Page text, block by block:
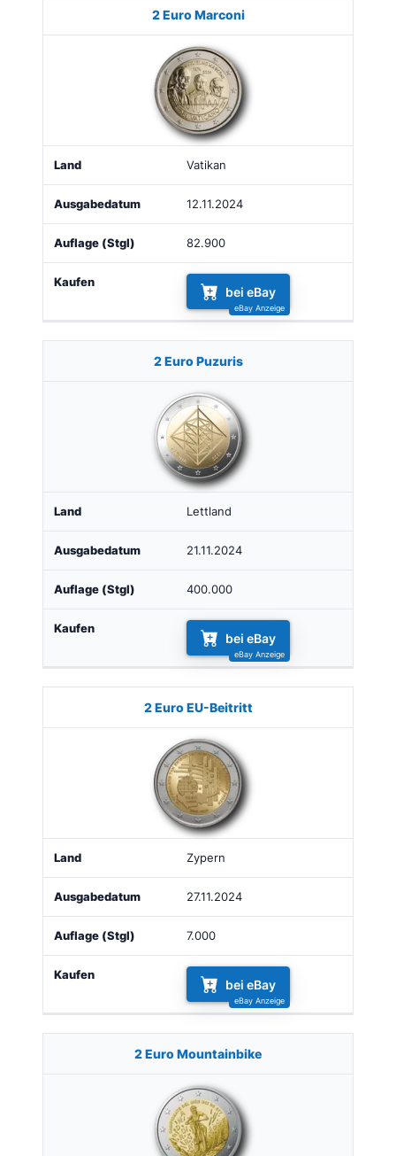
Land Ausgabe
2 Euro Marconi
Vatikan
12.11.2024
82.900
bei eBay
2 Euro Puzuris
Lettland
21.11.2024
400.000
bei eBay
2 Euro EU-Beitritt
Zypern
27.11.2024
7.000
bei eBay
2 Euro Mountainbike